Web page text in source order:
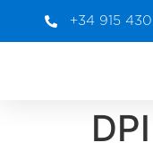
+34 915